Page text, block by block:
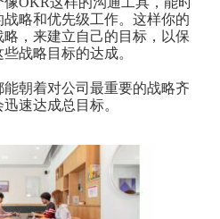
略和优先级工作。这样你的
，来建立自己的目标，以保
战略目标的达成。
朝着对公司最重要的战略齐
速达成总目标。